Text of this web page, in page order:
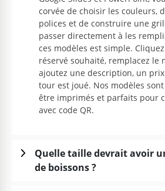
corvée de choisir les couleurs,
polices et de construire une
passer directement à les
ces modèles est simple.
réservé souhaité, remplacez le
ajoutez une description, un
tour est joué. Nos modèles
être imprimés et parfaits pour
avec code QR.
Quelle taille devrait avoir
de boissons ?